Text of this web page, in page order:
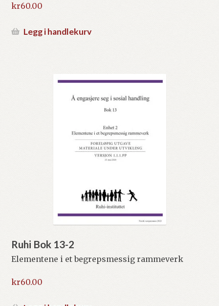
kr60.00
Legg i handlekurv
Ruhi Bok 13-2
Elementene i et begrepsmessig rammeverk
kr60.00